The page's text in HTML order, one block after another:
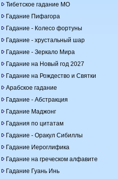
Тибетское гадание МО
Гадание Пифагора
Гадание - Колесо фортуны
Гадание - хрустальный шар
Гадание - Зеркало Мира
Гадание на Новый год 2027
Гадание на Рождество и Святки
Арабское гадание
Гадание - Абстракция
Гадание Маджонг
Гадания по цитатам
Гадание - Оракул Сибиллы
Гадание Иероглифика
Гадание на греческом алфавите
Гадание Гуань Инь